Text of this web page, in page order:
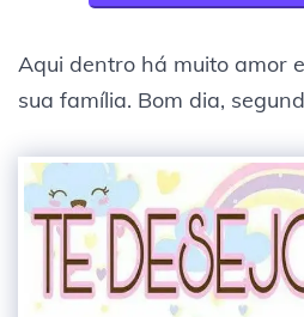
Aqui dentro há muito amor
sua família. Bom dia,